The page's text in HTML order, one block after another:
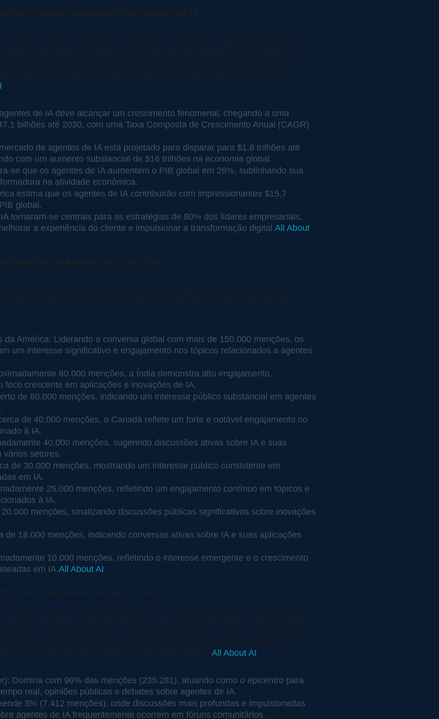
de IA deve alcançar um crescimento fenomenal, chegando a uma
bilhões até 2030, com uma Taxa Composta de Crescimento Anual (CAGR)
de agentes de IA está projetado para disparar para $1,8 trilhões até
com um aumento substancial de $16 trilhões na economia global.
se que os agentes de IA aumentem o PIB global em 26%, sublinhando sua
na atividade econômica.
estima que os agentes de IA contribuirão com impressionantes $15,7
global.
tornaram-se centrais para as estratégias de 80% dos líderes empresariais,
a experiência do cliente e impulsionar a transformação digital.All About
da América: Liderando a conversa global com mais de 150.000 menções, os
um interesse significativo e engajamento nos tópicos relacionados a agentes
80.000 menções, a Índia demonstra alto engajamento,
foco crescente em aplicações e inovações de IA.
de 60.000 menções, indicando um interesse público substancial em agentes
de 40.000 menções, o Canadá reflete um forte e notável engajamento no
à IA.
40.000 menções, sugerindo discussões ativas sobre IA e suas
vários setores.
de 30.000 menções, mostrando um interesse público consistente em
em IA.
25.000 menções, refletindo um engajamento contínuo em tópicos e
à IA.
menções, sinalizando discussões públicas significativas sobre inovações
de 18.000 menções, indicando conversas ativas sobre IA e suas aplicações
10.000 menções, refletindo o interesse emergente e o crescimento
em IA.All About AI
All About AI
Domina com 96% das menções (235.281), atuando como o epicentro para
real, opiniões públicas e debates sobre agentes de IA.
3% (7.412 menções), onde discussões mais profundas e impulsionadas
agentes de IA frequentemente ocorrem em fóruns comunitários.